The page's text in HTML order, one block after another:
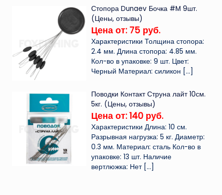
Стопора Dunaev Бочка #M 9шт.
(Цены, отзывы)
Цена от: 75 руб.
Характеристики Толщина стопора:
2.4 мм. Длина стопора: 4.85 мм.
Кол-во в упаковке: 9 шт. Цвет:
Черный Материал: силикон […]
Поводки Контакт Струна лайт 10см.
5кг. (Цены, отзывы)
Цена от: 140 руб.
Характеристики Длина: 10 см.
Разрывная нагрузка: 5 кг. Диаметр:
0.3 мм. Материал: сталь Кол-во в
упаковке: 13 шт. Наличие
вертлюжка: Нет[…]